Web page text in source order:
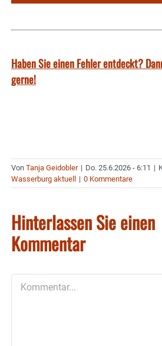
Haben Sie einen Fehler entdeckt?
gerne!
Von Tanja Geidobler | Do. 25.6.2026 - 6:11 |
Wasserburg aktuell
| 0 Kommentare
Hinterlassen Sie einen
Kommentar